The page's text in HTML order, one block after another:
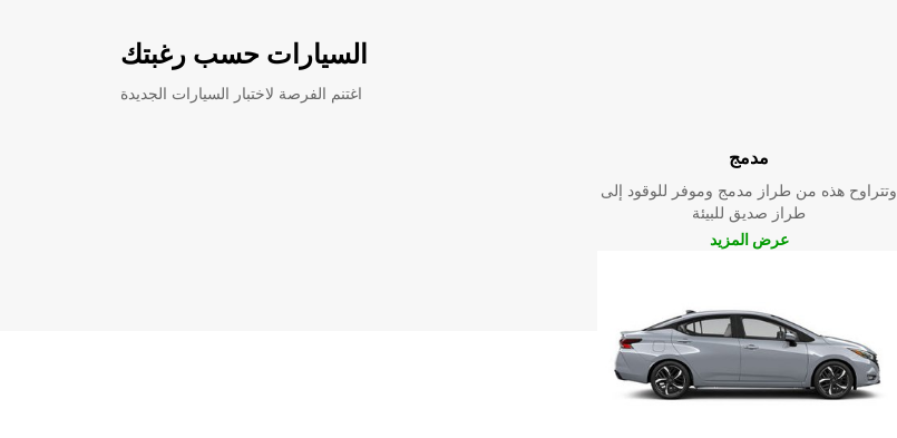
السيارات حسب رغبتك
اغتنم الفرصة لاختبار السيارات الجديدة
مدمج
وتتراوح هذه من طراز مدمج وموفر للوقود إلى
طراز صديق للبيئة
عرض المزيد